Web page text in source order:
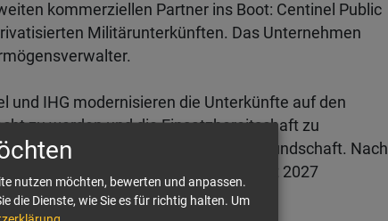
kommerziellen Partner ins Boot: Centinel Public
Militärunterkünften. Das Unternehmen
und IHG modernisieren die Unterkünfte auf den
zu werden und die Einsatzbereitschaft zu
Reisenden hochwertige Gastfreundschaft. Nach
an Centinel und IHG bis Herbst 2027
nutzen möchten, bewerten und anpassen.
die Dienste, wie Sie es für richtig halten. Um